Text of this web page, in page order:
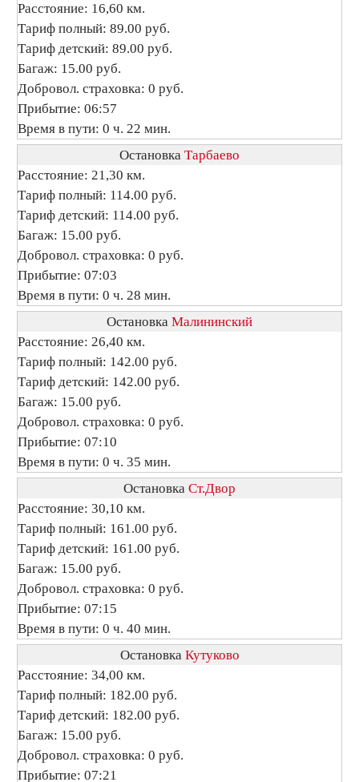
Расстояние: 16,60 км.
Тариф полный: 89.00 руб.
Тариф детский: 89.00 руб.
Багаж: 15.00 руб.
Добровол. страховка: 0 руб.
Прибытие: 06:57
Время в пути: 0 ч. 22 мин.
Остановка Тарбаево
Расстояние: 21,30 км.
Тариф полный: 114.00 руб.
Тариф детский: 114.00 руб.
Багаж: 15.00 руб.
Добровол. страховка: 0 руб.
Прибытие: 07:03
Время в пути: 0 ч. 28 мин.
Остановка Малининский
Расстояние: 26,40 км.
Тариф полный: 142.00 руб.
Тариф детский: 142.00 руб.
Багаж: 15.00 руб.
Добровол. страховка: 0 руб.
Прибытие: 07:10
Время в пути: 0 ч. 35 мин.
Остановка Ст.Двор
Расстояние: 30,10 км.
Тариф полный: 161.00 руб.
Тариф детский: 161.00 руб.
Багаж: 15.00 руб.
Добровол. страховка: 0 руб.
Прибытие: 07:15
Время в пути: 0 ч. 40 мин.
Остановка Кутуково
Расстояние: 34,00 км.
Тариф полный: 182.00 руб.
Тариф детский: 182.00 руб.
Багаж: 15.00 руб.
Добровол. страховка: 0 руб.
Прибытие: 07:21